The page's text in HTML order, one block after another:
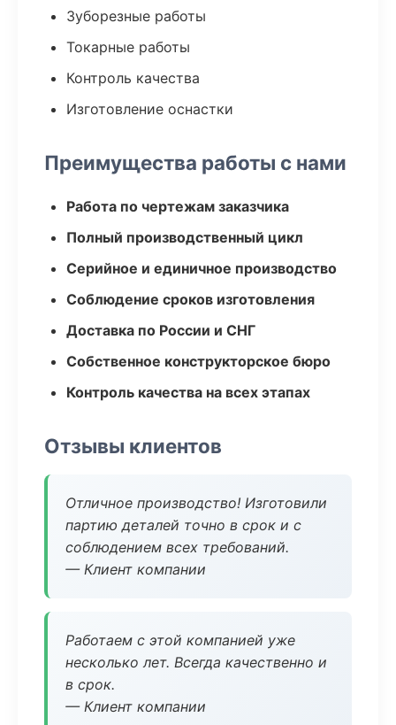
Зуборезные работы
Токарные работы
Контроль качества
Изготовление оснастки
Преимущества работы с нами
Работа по чертежам заказчика
Полный производственный цикл
Серийное и единичное производство
Соблюдение сроков изготовления
Доставка по России и СНГ
Собственное конструкторское бюро
Контроль качества на всех этапах
Отзывы клиентов
Отличное производство! Изготовили
партию деталей точно в срок и с
соблюдением всех требований.
— Клиент компании
Работаем с этой компанией уже
несколько лет. Всегда качественно и
в срок.
— Клиент компании